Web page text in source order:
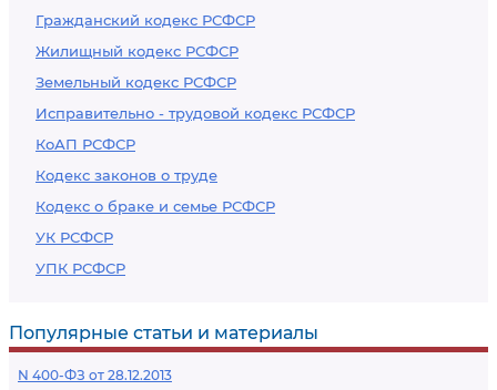
Гражданский кодекс РСФСР
Жилищный кодекс РСФСР
Земельный кодекс РСФСР
Исправительно - трудовой кодекс РСФСР
КоАП РСФСР
Кодекс законов о труде
Кодекс о браке и семье РСФСР
УК РСФСР
УПК РСФСР
Популярные статьи и материалы
N 400-ФЗ от 28.12.2013